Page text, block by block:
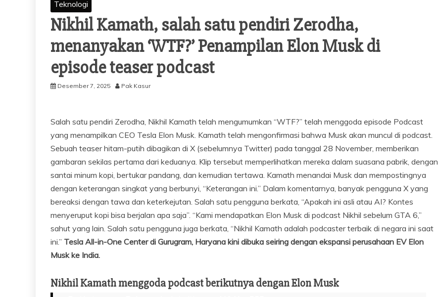
Teknologi
Nikhil Kamath, salah satu pendiri Zerodha,
menanyakan ‘WTF?’ Penampilan Elon Musk di
episode teaser podcast
Desember 7, 2025 Pak Kasur
Salah satu pendiri Zerodha, Nikhil Kamath telah mengumumkan “WTF?” telah menggoda episode Podcast
yang menampilkan CEO Tesla Elon Musk. Kamath telah mengonfirmasi bahwa Musk akan muncul di podcast.
Sebuah teaser hitam-putih dibagikan di X (sebelumnya Twitter) pada tanggal 28 November, memberikan
gambaran sekilas pertama dari keduanya. Klip tersebut memperlihatkan mereka dalam suasana pabrik, dengan
santai minum kopi, bertukar pandang, dan kemudian tertawa. Kamath menandai Musk dan mempostingnya
dengan keterangan singkat yang berbunyi, “Keterangan ini.” Dalam komentarnya, banyak pengguna X yang
bereaksi dengan tawa dan keterkejutan. Salah satu pengguna berkata, “Apakah ini asli atau AI? Kontes
menyeruput kopi bisa berjalan apa saja”. “Kami mendapatkan Elon Musk di podcast Nikhil sebelum GTA 6,”
sahut yang lain. Salah satu pengguna juga berkata, “Nikhil Kamath adalah podcaster terbaik di negara ini saat
ini.” Tesla All-in-One Center di Gurugram, Haryana kini dibuka seiring dengan ekspansi perusahaan EV Elon
Musk ke India.
Nikhil Kamath menggoda podcast berikutnya dengan Elon Musk